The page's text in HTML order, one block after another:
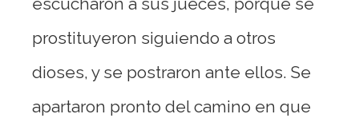
prostituyeron siguiendo a otros
dioses, y se postraron ante ellos. Se
apartaron pronto del camino en que